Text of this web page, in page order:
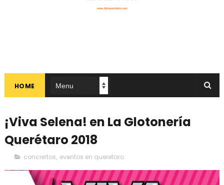
HOME
¡Viva Selena! en La Glotonería
Querétaro 2018
conciertos, eventos en queretaro